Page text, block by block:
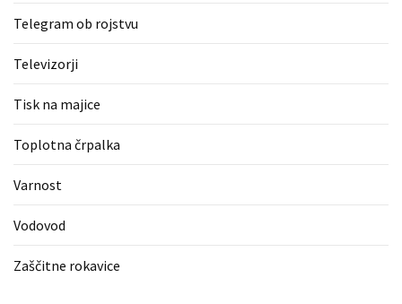
Telegram ob rojstvu
Televizorji
Tisk na majice
Toplotna črpalka
Varnost
Vodovod
Zaščitne rokavice